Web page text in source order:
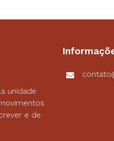
unidade
e de